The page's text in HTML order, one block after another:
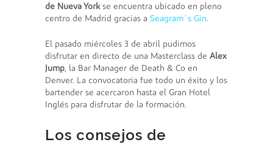
de Nueva York se encuentra ubicado en pleno
centro de Madrid gracias a Seagram´s Gin.
El pasado miércoles 3 de abril pudimos
disfrutar en directo de una Masterclass de Alex
Jump, la Bar Manager de Death & Co en
Denver. La convocatoria fue todo un éxito y los
bartender se acercaron hasta el Gran Hotel
Inglés para disfrutar de la formación.
Los consejos de